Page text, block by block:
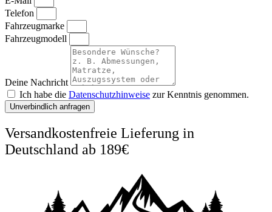
Telefon
Fahrzeugmarke
Fahrzeugmodell
Deine Nachricht
Ich habe die Datenschutzhinweise zur Kenntnis genommen.
Unverbindlich anfragen
Versandkostenfreie Lieferung in
Deutschland ab 189€